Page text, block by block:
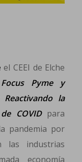
el CEEI de Elche
Focus Pyme y
la
COVID para
pandemia por
las industrias
economía